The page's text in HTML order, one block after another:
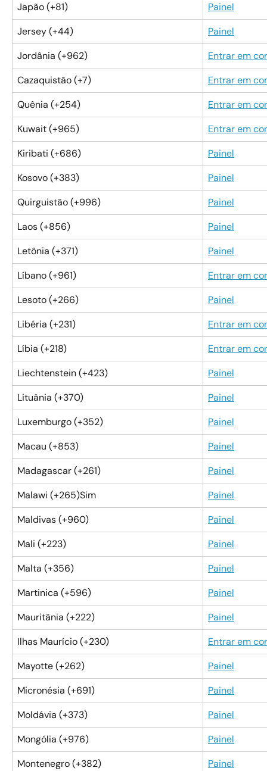
Japão (+81)
Painel
Jersey (+44)
Painel
Jordânia (+962)
Entrar em
Cazaquistão (+7)
Entrar em
Quênia (+254)
Entrar em
Kuwait (+965)
Entrar em
Kiribati (+686)
Painel
Kosovo (+383)
Painel
Quirguistão (+996)
Painel
Laos (+856)
Painel
Letônia (+371)
Painel
Líbano (+961)
Entrar em
Lesoto (+266)
Painel
Libéria (+231)
Entrar em
Líbia (+218)
Entrar em
Liechtenstein (+423)
Painel
Lituânia (+370)
Painel
Luxemburgo (+352)
Painel
Macau (+853)
Painel
Madagascar (+261)
Painel
Malawi (+265)Sim
Painel
Maldivas (+960)
Painel
Mali (+223)
Painel
Malta (+356)
Painel
Martinica (+596)
Painel
Mauritânia (+222)
Painel
Ilhas Maurício (+230)
Entrar em
Mayotte (+262)
Painel
Micronésia (+691)
Painel
Moldávia (+373)
Painel
Mongólia (+976)
Painel
Montenegro (+382)
Painel